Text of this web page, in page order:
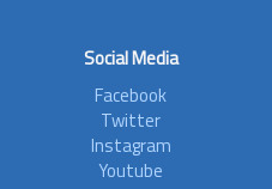
Social Media
Facebook
Twitter
Instagram
Youtube